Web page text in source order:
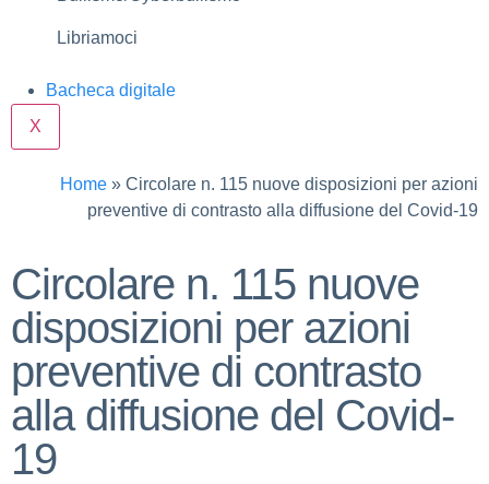
Libriamoci
Bacheca digitale
X
Home » Circolare n. 115 nuove disposizioni per azioni
preventive di contrasto alla diffusione del Covid-19
Circolare n. 115 nuove
disposizioni per azioni
preventive di contrasto
alla diffusione del Covid-
19